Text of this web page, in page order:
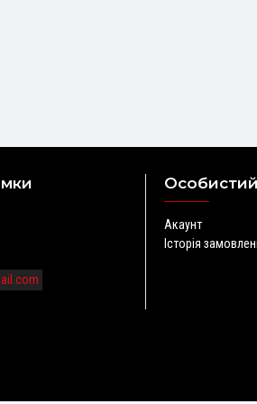
Особистий
Акаунт
Історія